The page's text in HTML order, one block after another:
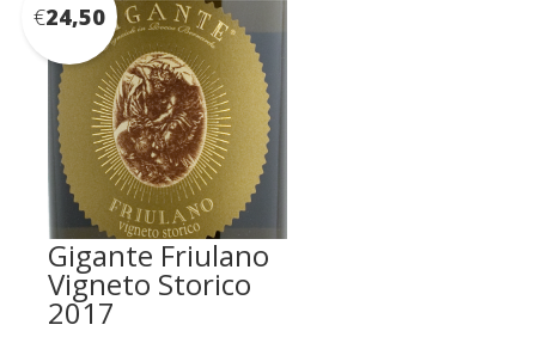
Gigante Friulano
Vigneto Storico
2017
€24,50